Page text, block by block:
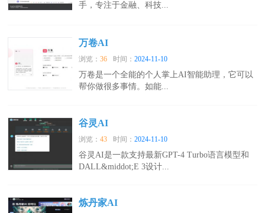
手，专注于金融、科技...
万卷AI
浏览：36 时间：2024-11-10
万卷是一个全能的个人掌上AI智能助理，它可以
帮你做很多事情。如能...
谷灵AI
浏览：43 时间：2024-11-10
谷灵AI是一款支持最新GPT-4 Turbo语言模型和
DALL&middot;E 3设计...
炼丹家AI